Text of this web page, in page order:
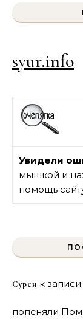
syur.info
Увидели
мышкой и
помощь
Сурен к записи
попеняли